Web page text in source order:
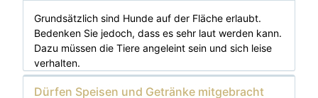
Grundsätzlich sind Hunde auf der Fläche erlaubt.
Bedenken Sie jedoch, dass es sehr laut werden kann.
Dazu müssen die Tiere angeleint sein und sich leise
verhalten.
Dürfen Speisen und Getränke mitgebracht